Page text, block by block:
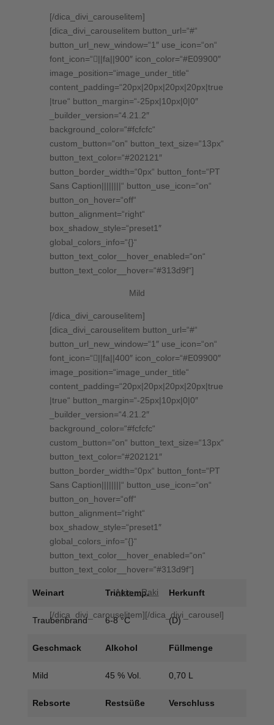
[/dica_divi_carouselitem]
[dica_divi_carouselitem button_url=“#“
button_url_new_window=“1″ use_icon=“on“
font_icon=“||fa||900″ icon_color=“#E09900″
image_position=“image_under_title“
content_padding=“20px|20px|20px|20px|true
|true“ button_margin=“-25px|10px|0|0″
_builder_version=“4.21.2″
background_color=“#fcfcfc“
custom_button=“on“ button_text_size=“13px“
button_text_color=“#202121″
button_border_width=“0px“ button_font=“PT
Sans Caption||||||||“ button_use_icon=“on“
button_on_hover=“off“
button_alignment=“right“
box_shadow_style=“preset1″
global_colors_info=“{}“
button_text_color__hover_enabled=“on“
button_text_color__hover=“#313d9f“]
Mild
[/dica_divi_carouselitem]
[dica_divi_carouselitem button_url=“#“
button_url_new_window=“1″ use_icon=“on“
font_icon=“||fa||400″ icon_color=“#E09900″
image_position=“image_under_title“
content_padding=“20px|20px|20px|20px|true
|true“ button_margin=“-25px|10px|0|0″
_builder_version=“4.21.2″
background_color=“#fcfcfc“
custom_button=“on“ button_text_size=“13px“
button_text_color=“#202121″
button_border_width=“0px“ button_font=“PT
Sans Caption||||||||“ button_use_icon=“on“
button_on_hover=“off“
button_alignment=“right“
box_shadow_style=“preset1″
global_colors_info=“{}“
button_text_color__hover_enabled=“on“
button_text_color__hover=“#313d9f“]
Anis – Raki
[/dica_divi_carouselitem][/dica_divi_carousel]
Weinart Trinktemp. Herkunft
Traubenbrand 6-8 °C (D)
Geschmack Alkohol Füllmenge
Mild 45 % Vol. 0,70 L
Rebsorte Restsüße Verschluss